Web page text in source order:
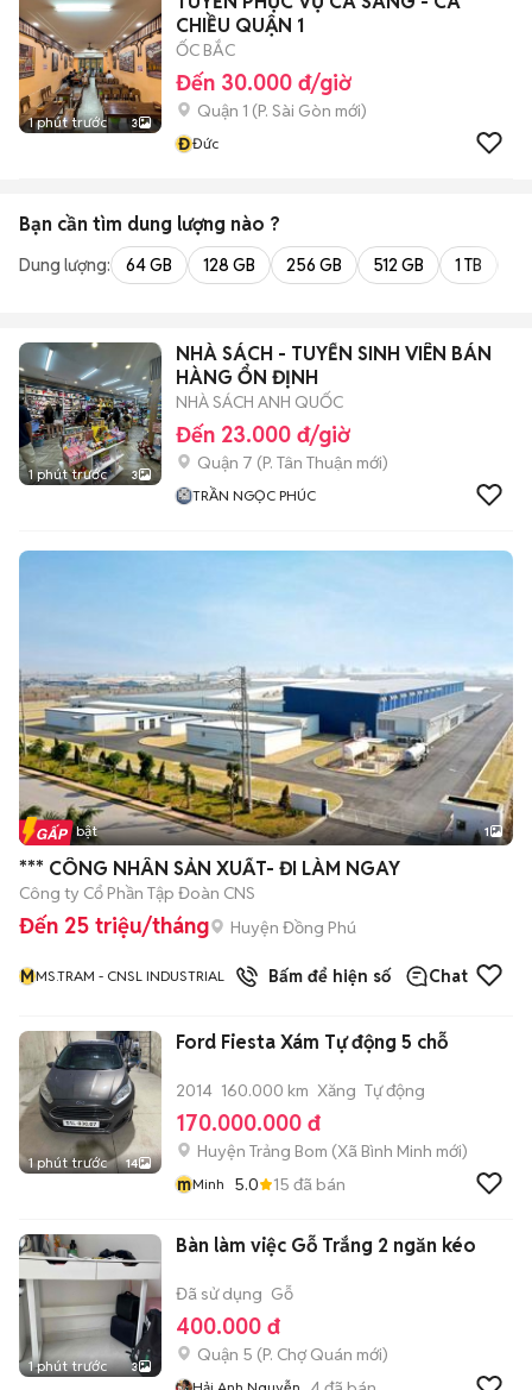
1 phút trước 3
CHIỀU QUẬN 1
ỐC BẮC
Đến 30.000 đ/giờ
Quận 1 (P. Sài Gòn mới)
ĐĐức
Bạn cần tìm dung lượng nào ?
Dung lượng: 64 GB 128 GB 256 GB 512 GB 1 TB
1 phút trước 3
NHÀ SÁCH - TUYỂN SINH VIÊN BÁN
HÀNG ỔN ĐỊNH
NHÀ SÁCH ANH QUỐC
Đến 23.000 đ/giờ
Quận 7 (P. Tân Thuận mới)
TRẦN NGỌC PHÚC
Tin nổi bật 1
*** CÔNG NHÂN SẢN XUẤT- ĐI LÀM NGAY
Công ty Cổ Phần Tập Đoàn CNS
Đến 25 triệu/tháng Huyện Đồng Phú
MMS.TRAM - CNSL INDUSTRIAL Bấm để hiện số Chat
1 phút trước 14
Ford Fiesta Xám Tự động 5 chỗ
2014 160.000 km Xăng Tự động
170.000.000 đ
Huyện Trảng Bom (Xã Bình Minh mới)
mMinh 5.0 15 đã bán
1 phút trước 3
Bàn làm việc Gỗ Trắng 2 ngăn kéo
Đã sử dụng Gỗ
400.000 đ
Quận 5 (P. Chợ Quán mới)